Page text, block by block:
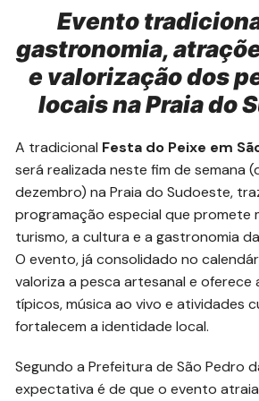
Evento
gastronomia,
e valorização dos
locais na Praia do
A tradicional Festa do Peixe em
será realizada neste fim de semana
dezembro) na Praia do Sudoeste,
programação especial que promete
turismo, a cultura e a gastronomia
O evento, já consolidado no
valoriza a pesca artesanal e
típicos, música ao vivo e atividades
fortalecem a identidade local.
Segundo a Prefeitura de São Pedro
expectativa é de que o evento